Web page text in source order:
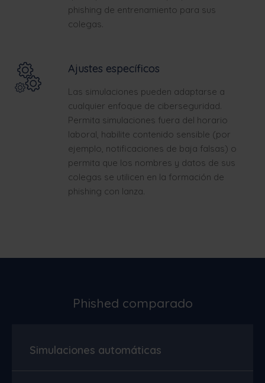
phishing de entrenamiento para sus
colegas.
Ajustes específicos
Las simulaciones pueden adaptarse a
cualquier enfoque de ciberseguridad.
Permita simulaciones fuera del horario
laboral, habilite contenido sensible (por
ejemplo, notificaciones de baja falsas) o
permita que los nombres y datos de sus
colegas se utilicen en la formación de
phishing con lanza.
Phished comparado
Simulaciones automáticas